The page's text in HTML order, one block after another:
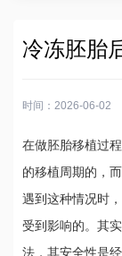
冷冻胚胎
时间：2026-06-02
在做胚胎移植过
的移植周期的，
遇到这种情况时
受到影响的。其
法，其安全性是